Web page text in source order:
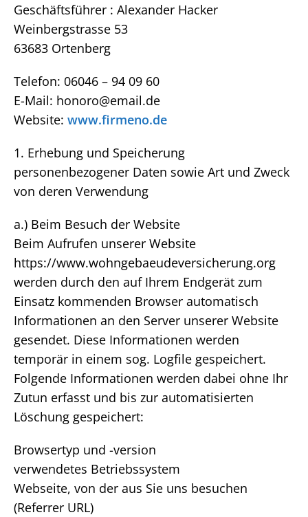
Geschäftsführer : Alexander Hacker
Weinbergstrasse 53
63683 Ortenberg
Telefon: 06046 – 94 09 60
E-Mail: honoro@email.de
Website: www.firmeno.de
1. Erhebung und Speicherung
personenbezogener Daten sowie Art und Zweck
von deren Verwendung
a.) Beim Besuch der Website
Beim Aufrufen unserer Website
https://www.wohngebaeudeversicherung.org
werden durch den auf Ihrem Endgerät zum
Einsatz kommenden Browser automatisch
Informationen an den Server unserer Website
gesendet. Diese Informationen werden
temporär in einem sog. Logfile gespeichert.
Folgende Informationen werden dabei ohne Ihr
Zutun erfasst und bis zur automatisierten
Löschung gespeichert:
Browsertyp und -version
verwendetes Betriebssystem
Webseite, von der aus Sie uns besuchen
(Referrer URL)